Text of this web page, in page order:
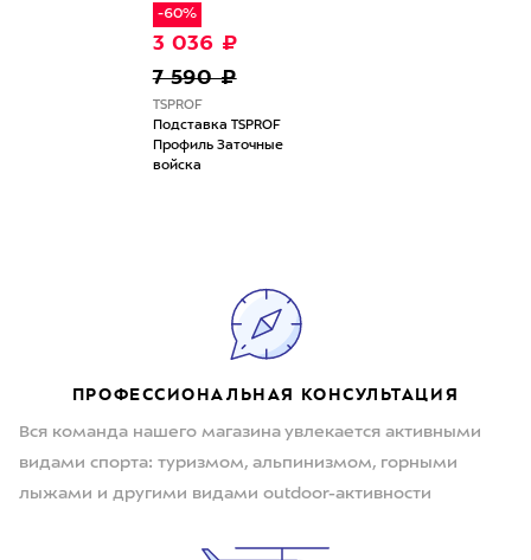
-60%
3 036 ₽
7 590 ₽
TSPROF
Подставка TSPROF
Профиль Заточные
войска
ПРОФЕССИОНАЛЬНАЯ КОНСУЛЬТАЦИЯ
Вся команда нашего магазина увлекается активными
видами спорта: туризмом, альпинизмом, горными
лыжами и другими видами outdoor-активности